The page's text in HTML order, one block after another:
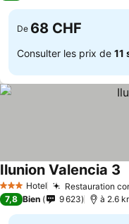
De 68 CHF
Consulter les prix de 11
3 ÉtoilesHotel Restauration
Ilunion Valencia 3
7,8 Bien 9 623 à 2.6